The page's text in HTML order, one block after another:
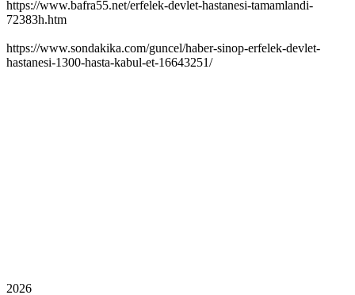
https://www.bafra55.net/erfelek-devlet-hastanesi-tamamlandi-
72383h.htm
https://www.sondakika.com/guncel/haber-sinop-erfelek-devlet-
hastanesi-1300-hasta-kabul-et-16643251/
2026